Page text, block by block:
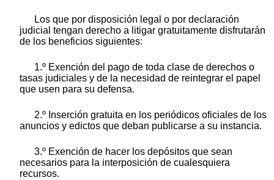
Los que por disposición legal o por declaración
judicial tengan derecho a litigar gratuitamente disfrutarán
de los beneficios siguientes:
1.º Exención del pago de toda clase de derechos o
tasas judiciales y de la necesidad de reintegrar el papel
que usen para su defensa.
2.º Inserción gratuita en los periódicos oficiales de los
anuncios y edictos que deban publicarse a su instancia.
3.º Exención de hacer los depósitos que sean
necesarios para la interposición de cualesquiera
recursos.